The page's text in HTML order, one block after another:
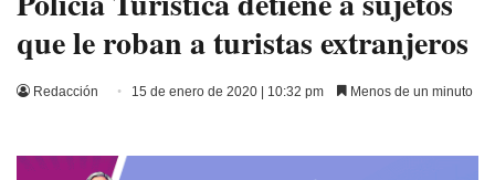
que le roban a turistas extranjeros
Redacción 15 de enero de 2020 | 10:32 pm Menos de un minuto